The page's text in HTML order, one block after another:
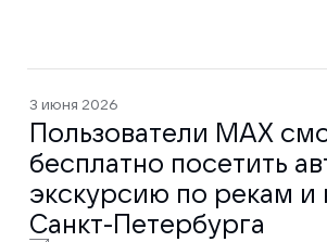
3 июня 2026
Пользователи МАХ
бесплатно посетить
экскурсию по рекам и
Санкт-Петербурга